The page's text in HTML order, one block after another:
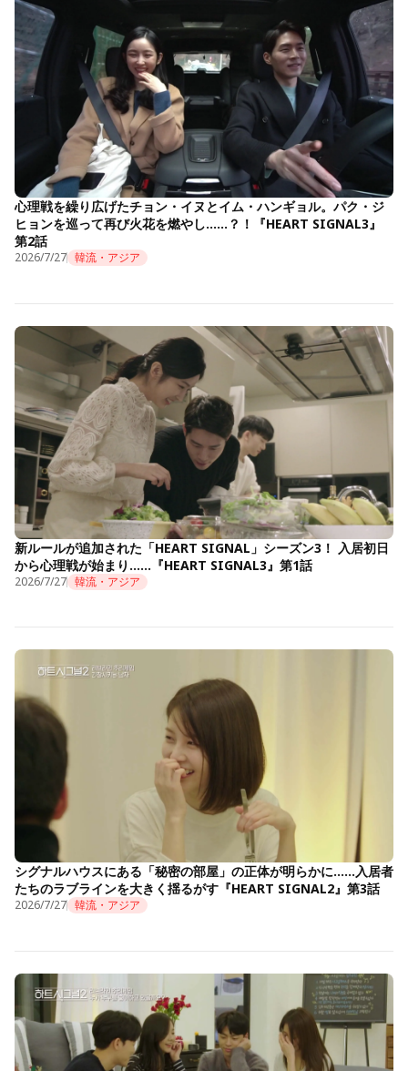
心理戦を繰り広げたチョン・イヌとイム・ハンギョル。パク・ジ
ヒョンを巡って再び火花を燃やし……？！『HEART SIGNAL3』
第2話
2026/7/27 韓流・アジア
新ルールが追加された「HEART SIGNAL」シーズン3！ 入居初日
から心理戦が始まり……『HEART SIGNAL3』第1話
2026/7/27 韓流・アジア
シグナルハウスにある「秘密の部屋」の正体が明らかに……入居者
たちのラブラインを大きく揺るがす『HEART SIGNAL2』第3話
2026/7/27 韓流・アジア